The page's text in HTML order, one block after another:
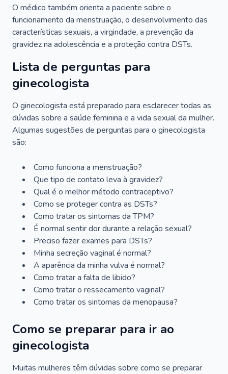
O médico também orienta a paciente sobre o
funcionamento da menstruação, o desenvolvimento das
características sexuais, a virgindade, a prevenção da
gravidez na adolescência e a proteção contra DSTs.
Lista de perguntas para
ginecologista
O ginecologista está preparado para esclarecer todas as
dúvidas sobre a saúde feminina e a vida sexual da mulher.
Algumas sugestões de perguntas para o ginecologista
são:
Como funciona a menstruação?
Que tipo de contato leva à gravidez?
Qual é o melhor método contraceptivo?
Como se proteger contra as DSTs?
Como tratar os sintomas da TPM?
É normal sentir dor durante a relação sexual?
Preciso fazer exames para DSTs?
Minha secreção vaginal é normal?
A aparência da minha vulva é normal?
Como tratar a falta de libido?
Como tratar o ressecamento vaginal?
Como tratar os sintomas da menopausa?
Como se preparar para ir ao
ginecologista
Muitas mulheres têm dúvidas sobre como se preparar